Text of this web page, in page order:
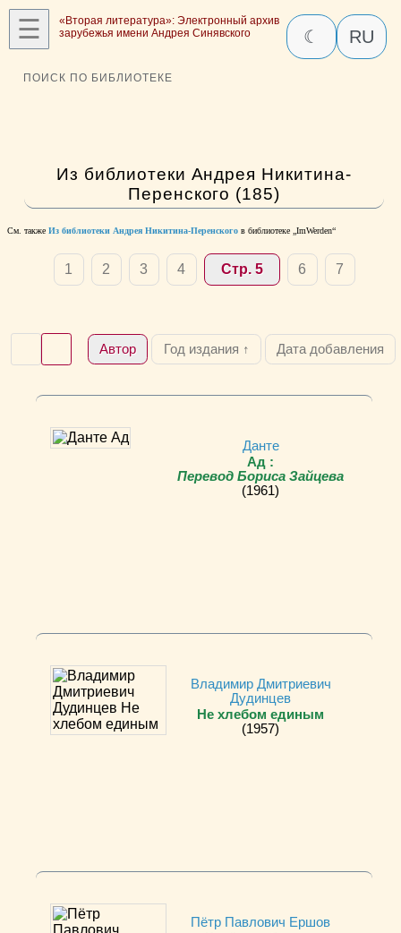
☰
«Вторая литература»: Электронный архив
зарубежья имени Андрея Синявского
☾ RU
ПОИСК ПО БИБЛИОТЕКЕ
Из библиотеки Андрея Никитина-
Перенского (185)
См. также Из библиотеки Андрея Никитина-Перенского в библиотеке „ImWerden“
1 2 3 4 Стр. 5 6 7
Автор Год издания ↑ Дата добавления
Данте
Ад :
Перевод Бориса Зайцева
(1961)
Владимир Дмитриевич
Дудинцев
Не хлебом единым
(1957)
Пётр Павлович Ершов